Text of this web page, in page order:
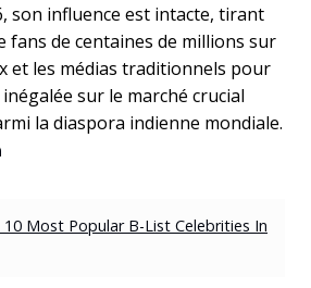
son influence est intacte, tirant
fans de centaines de millions sur
et les médias traditionnels pour
sur le marché crucial
la diaspora indienne mondiale.
Most Popular B-List Celebrities In